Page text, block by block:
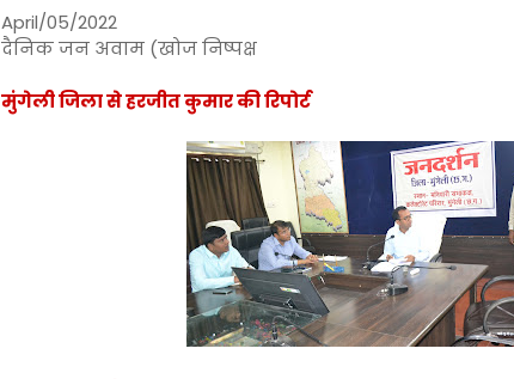
April/05/2022
दैनिक जन अवाम (खोज निष्पक्ष
मुंगेली जिला से हरजीत कुमार की रिपोर्ट